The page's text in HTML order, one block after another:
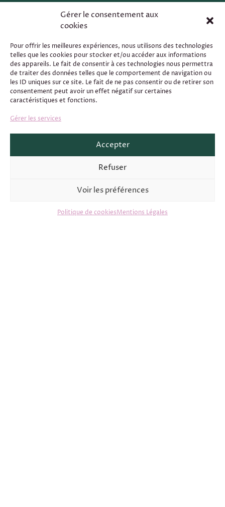
Gérer le consentement aux
cookies
Pour offrir les meilleures expériences, nous utilisons des technologies
telles que les cookies pour stocker et/ou accéder aux informations
des appareils. Le fait de consentir à ces technologies nous permettra
de traiter des données telles que le comportement de navigation ou
les ID uniques sur ce site. Le fait de ne pas consentir ou de retirer son
consentement peut avoir un effet négatif sur certaines
caractéristiques et fonctions.
Gérer les services
Accepter
Refuser
Voir les préférences
Politique de cookiesMentions Légales
Gîte de groupe et salle de réception situés sur la commune
de Marnay, à 20 minutes de
Poitiers
06.03.12.10.43
Lieudit le Moulin de
Trancart